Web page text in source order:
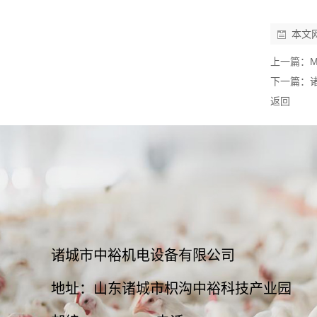
本文
上一篇：
下一篇：
返回
诸城市中裕机电设备有限公司
地址：山东诸城市枳沟中裕科技产业园